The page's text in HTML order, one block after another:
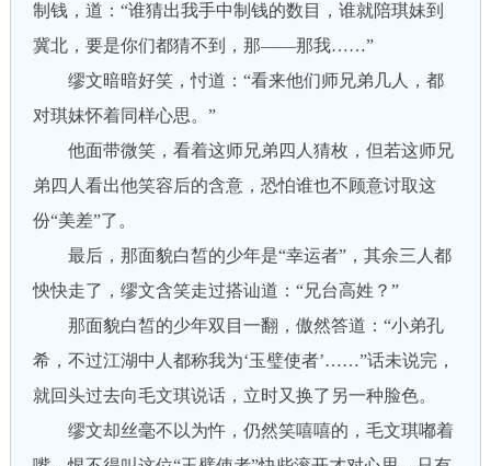
制钱，道：“谁猜出我手中制钱的数目，谁就陪琪妹到
冀北，要是你们都猜不到，那——那我……”
缪文暗暗好笑，忖道：“看来他们师兄弟几人，都
对琪妹怀着同样心思。”
他面带微笑，看着这师兄弟四人猜枚，但若这师兄
弟四人看出他笑容后的含意，恐怕谁也不顾意讨取这
份“美差”了。
最后，那面貌白皙的少年是“幸运者”，其余三人都
怏快走了，缪文含笑走过搭讪道：“兄台高姓？”
那面貌白皙的少年双目一翻，傲然答道：“小弟孔
希，不过江湖中人都称我为‘玉璧使者’……”话未说完，
就回头过去向毛文琪说话，立时又换了另一种脸色。
缪文却丝毫不以为忤，仍然笑嘻嘻的，毛文琪嘟着